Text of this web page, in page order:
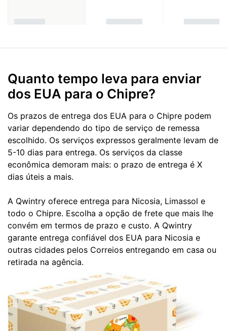
Quanto tempo leva para enviar
dos EUA para o Chipre?
Os prazos de entrega dos EUA para o Chipre podem
variar dependendo do tipo de serviço de remessa
escolhido. Os serviços expressos geralmente levam de
5-10 dias para entrega. Os serviços da classe
econômica demoram mais: o prazo de entrega é X
dias úteis a mais.
A Qwintry oferece entrega para Nicosia, Limassol e
todo o Chipre. Escolha a opção de frete que mais lhe
convém em termos de prazo e custo. A Qwintry
garante entrega confiável dos EUA para Nicosia e
outras cidades pelos Correios entregando em casa ou
retirada na agência.